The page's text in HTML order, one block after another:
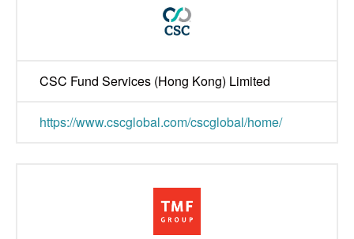
CSC Fund Services (Hong Kong) Limited
https://www.cscglobal.com/cscglobal/home/